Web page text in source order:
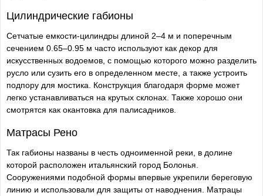
Цилиндрические габионы
Сетчатые емкости-цилиндры длиной 2–4 м и поперечным
сечением 0.65–0.95 м часто используют как декор для
искусственных водоемов, с помощью которого можно разделить
русло или сузить его в определенном месте, а также устроить
подпору для мостика. Конструкция благодаря форме может
легко устанавливаться на крутых склонах. Также хорошо они
смотрятся как окантовка для палисадников.
Матрасы Рено
Так габионы названы в честь одноименной реки, в долине
которой расположен итальянский город Болонья.
Сооружениями подобной формы впервые укрепили береговую
линию и использовали для защиты от наводнения. Матрацы